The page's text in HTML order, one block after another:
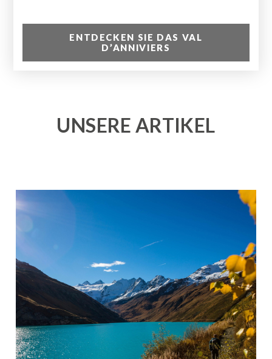
ENTDECKEN SIE DAS VAL
D’ANNIVIERS
UNSERE ARTIKEL